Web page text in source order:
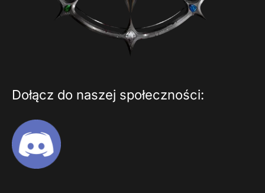
Dołącz do naszej społeczności: